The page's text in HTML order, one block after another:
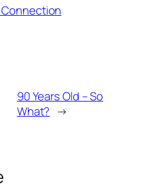
90 Years Old – So
What? →